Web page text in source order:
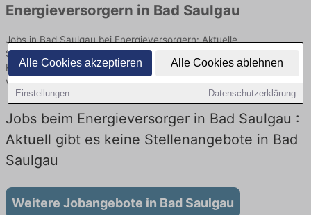
Alle Cookies akzeptieren Alle Cookies ablehnen
Einstellungen Datenschutzerklärung
Energieversorgern in Bad Saulgau
Jobs in Bad Saulgau bei Energieversorgern: Aktuelle
Stellenangebote in Energieversorgung, Netzbetrieb und
Kundenservice. Jetzt Berufe und Einstiegsmöglichkeiten
vergleichen.
Jobs beim Energieversorger in Bad Saulgau :
Aktuell gibt es keine Stellenangebote in Bad
Saulgau
Weitere Jobangebote in Bad Saulgau